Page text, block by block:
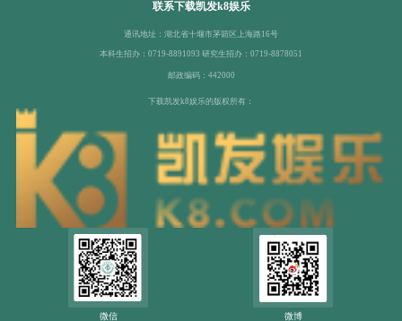
联系下载凯发k8娱乐
通讯地址：湖北省十堰市茅箭区上海路16号
本科生招办：0719-8891093 研究生招办：0719-8878051
邮政编码：442000
下载凯发k8娱乐的版权所有：
微信 微博